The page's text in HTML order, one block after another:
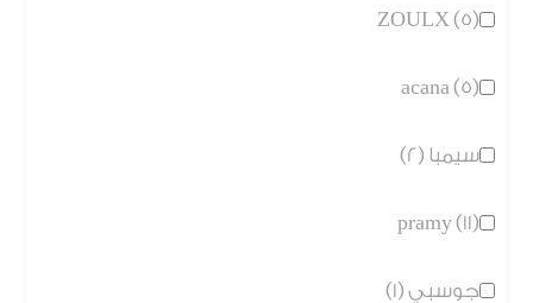
ZOULX (5)
acana (5)
سيمبا (2)
pramy (11)
جوسبي (1)